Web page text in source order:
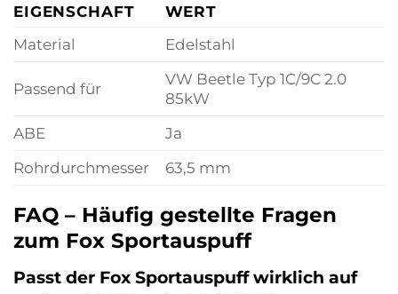
EIGENSCHAFT
WERT
Material
Edelstahl
Passend für
VW Beetle Typ 1C/9C 2.0
85kW
ABE
Ja
Rohrdurchmesser
63,5 mm
FAQ – Häufig gestellte Fragen
zum Fox Sportauspuff
Passt der Fox Sportauspuff wirklich auf